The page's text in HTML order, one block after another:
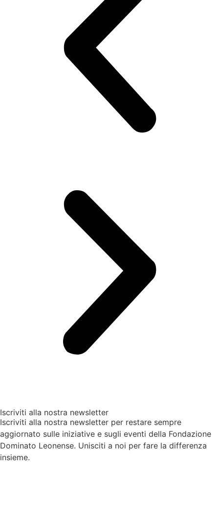
Iscriviti alla nostra newsletter
Iscriviti alla nostra newsletter per restare sempre
aggiornato sulle iniziative e sugli eventi della Fondazione
Dominato Leonense. Unisciti a noi per fare la differenza
insieme.